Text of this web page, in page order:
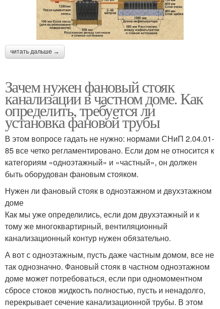
читать дальше →
Зачем нужен фановый стояк
канализации в частном доме. Как
определить, требуется ли
установка фановой трубы
В этом вопросе гадать не нужно: нормами СНиП 2.04.01-
85 все четко регламентировано. Если дом не относится к
категориям «одноэтажный» и «частный», он должен
быть оборудован фановым стояком.
Нужен ли фановый стояк в одноэтажном и двухэтажном
доме
Как мы уже определились, если дом двухэтажный и к
тому же многоквартирный, вентиляционный
канализационный контур нужен обязательно.
А вот с одноэтажным, пусть даже частным домом, все не
так однозначно. Фановый стояк в частном одноэтажном
доме может потребоваться, если при одномоментном
сбросе стоков жидкость полностью, пусть и ненадолго,
перекрывает сечение канализационной трубы. В этом